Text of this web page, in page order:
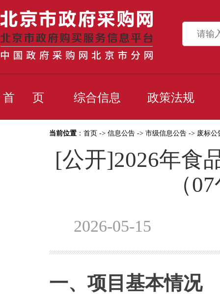
首 页 综合信息 政策法规
当前位置 ： 首页 -> 信息公告 -> 市级信息公告 -> 废标公
[公开]2026年食
（
2026-05-15
一、项目基本情况